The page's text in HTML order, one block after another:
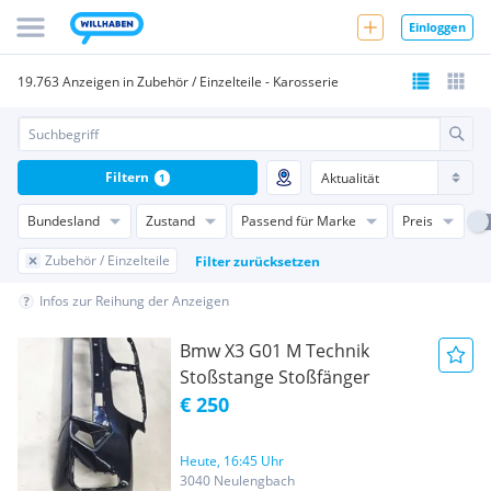
Einloggen
19.763 Anzeigen in Zubehör / Einzelteile - Karosserie
Bundesland Zustand Passend für Marke Preis
Zubehör / Einzelteile Filter zurücksetzen
Filtern 1
Infos zur Reihung der Anzeigen
Bmw X3 G01 M Technik
Stoßstange Stoßfänger
€ 250
Heute, 16:45 Uhr
3040 Neulengbach